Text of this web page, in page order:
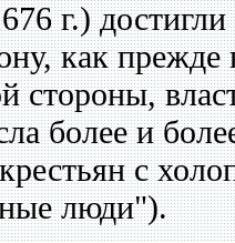
г.) достигли
как прежде
стороны,
более и
с
люди").